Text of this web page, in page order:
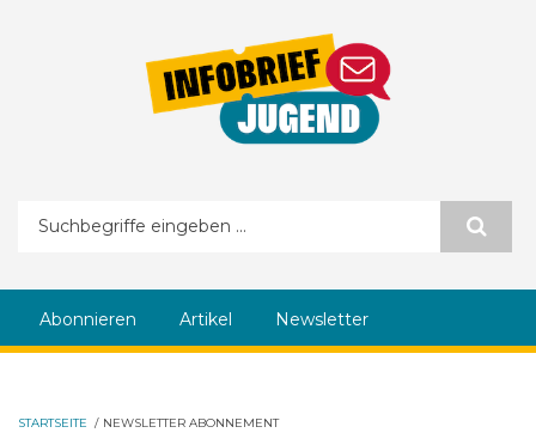
Suchformular
Abonnieren Artikel Newsletter
STARTSEITE / NEWSLETTER ABONNEMENT